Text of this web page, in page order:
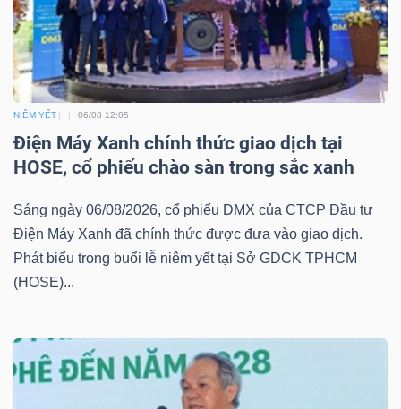
NIÊM YẾT 06/08 12:05
Điện Máy Xanh chính thức giao dịch tại
HOSE, cổ phiếu chào sàn trong sắc xanh
Sáng ngày 06/08/2026, cổ phiếu DMX của CTCP Đầu tư
Điện Máy Xanh đã chính thức được đưa vào giao dịch.
Phát biểu trong buổi lễ niêm yết tại Sở GDCK TPHCM
(HOSE)...
NGÀNH
DOANH
CỔ
PHIẾU